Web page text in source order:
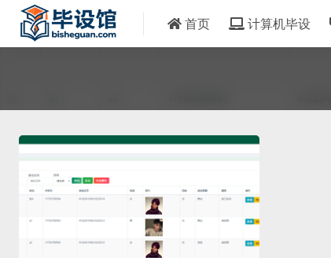
首页 计算机毕设